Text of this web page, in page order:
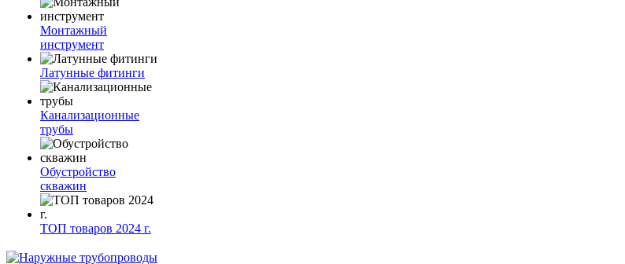
Монтажный
инструмент
Латунные фитинги
Канализационные
трубы
Обустройство
скважин
ТОП товаров 2024 г.